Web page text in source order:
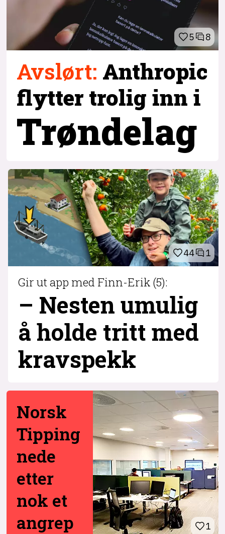
5 8
Avslørt: Anthropic
flytter trolig inn i
Trøndelag
44 1
Gir ut app med Finn-Erik (5):
– Nesten umulig
å holde tritt med
krav­spekk
1
Norsk
Tipping
nede
etter
nok et
angrep